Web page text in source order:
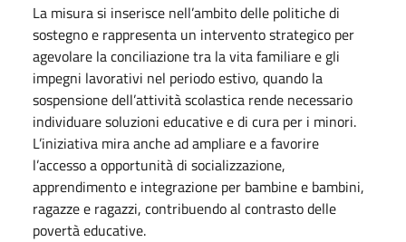
La misura si inserisce nell’ambito delle politiche di
sostegno e rappresenta un intervento strategico per
agevolare la conciliazione tra la vita familiare e gli
impegni lavorativi nel periodo estivo, quando la
sospensione dell’attività scolastica rende necessario
individuare soluzioni educative e di cura per i minori.
L’iniziativa mira anche ad ampliare e a favorire
l’accesso a opportunità di socializzazione,
apprendimento e integrazione per bambine e bambini,
ragazze e ragazzi, contribuendo al contrasto delle
povertà educative.